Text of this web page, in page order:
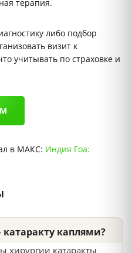
терапия.
либо подбор
визит к
учитывать по страховке и
в МАКС: Индия Гоа:
каплями?
хирургии катаракты